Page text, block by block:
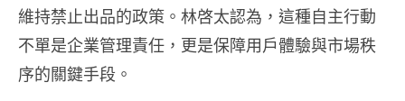
維持禁止出品的政策。林啓太認為，這種自主行動
不單是企業管理責任，更是保障用戶體驗與市場秩
序的關鍵手段。